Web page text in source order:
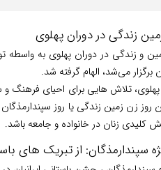
زندگی در دوران پهلوی
و زندگی در دوران پهلوی به واسطه
برگزار می‌شد، الهام گرفته شد.
تلاش هایی برای احیای فرهنگ
روز زن زمین زندگی یا روز
کلیدی زنان در خانواده و جامعه باشد.
سپندارمذگان: از تبریک های